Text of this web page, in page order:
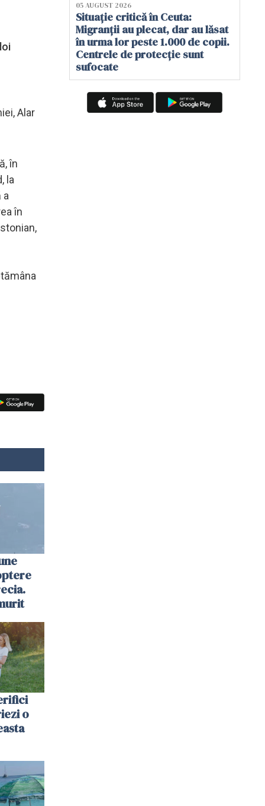
Alar
în
la
a
în
o
05 AUGUST 2026
Situație critică în Ceuta:
Migranții au plecat, dar au lăsat
în urma lor peste 1.000 de copii.
Centrele de protecție sunt
sufocate